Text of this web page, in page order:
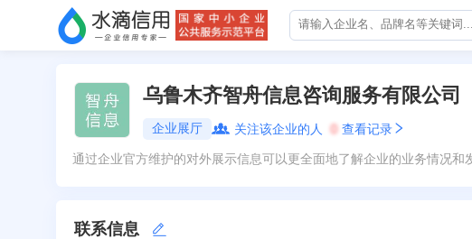
乌鲁木齐智舟信息咨询服务有限公司
企业展厅 关注该企业的人 0 查看记录
通过企业官方维护的对外展示信息可以更全面地了解企业的业务情况
联系信息